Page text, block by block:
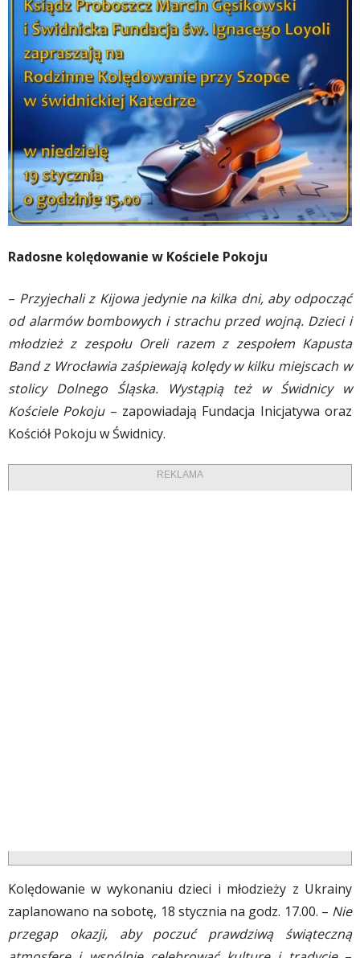
Radosne kolędowanie w Kościele Pokoju
– Przyjechali z Kijowa jedynie na kilka dni, aby odpocząć
od alarmów bombowych i strachu przed wojną. Dzieci i
młodzież z zespołu Oreli razem z zespołem Kapusta
Band z Wrocławia zaśpiewają kolędy w kilku miejscach w
stolicy Dolnego Śląska. Wystąpią też w Świdnicy w
Kościele Pokoju – zapowiadają Fundacja Inicjatywa oraz
Kościół Pokoju w Świdnicy.
REKLAMA
Kolędowanie w wykonaniu dzieci i młodzieży z Ukrainy
zaplanowano na sobotę, 18 stycznia na godz. 17.00. – Nie
przegap okazji, aby poczuć prawdziwą świąteczną